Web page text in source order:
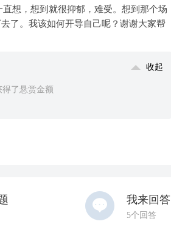
想，想到就很抑郁，难受。想到那个场
了。我该如何开导自己呢？谢谢大家帮
收起
得了悬赏金额
我来回答
5个回答